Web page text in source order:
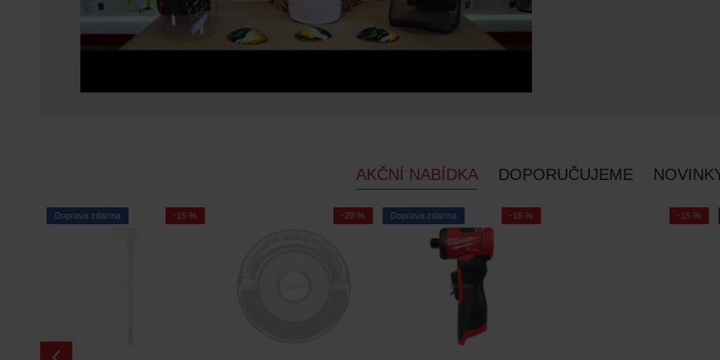
AKČNÍ NABÍDKA DOPORUČUJEME
Doprava zdarma -15 % -20 % Doprava zdarma -16 % -15 %